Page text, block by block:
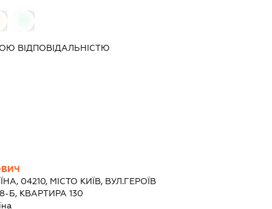
ВІДПОВІДАЛЬНІСТЮ
04210, МІСТО КИЇВ, ВУЛ.ГЕРОЇВ
Б, КВАРТИРА 130